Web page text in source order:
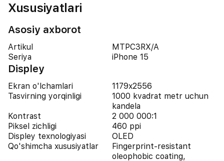
Xususiyatlari
Asosiy axborot
Artikul
MTPC3RX/A
Seriya
iPhone 15
Displey
Ekran o'lchamlari
1179x2556
Tasvirning yorqinligi
1000 kvadrat metr uchun
kandela
Kontrast
2 000 000:1
Piksel zichligi
460 ppi
Displey texnologiyasi
OLED
Qo'shimcha xususiyatlar
Fingerprint-resistant
oleophobic coating,